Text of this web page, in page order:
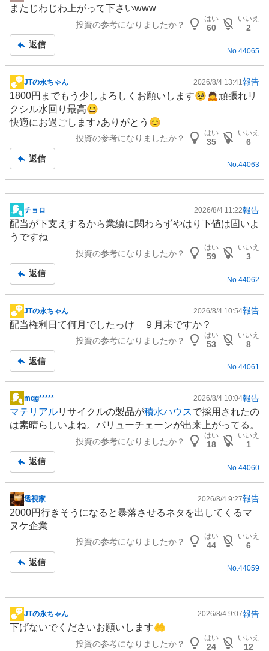
示
事
またじわじわ上がって下さいwww
投資の参考になりましたか？
はい
60
いいえ
2
返信
No.44065
掲
示
板
記
JTの永ちゃん 2026/8/4 13:41報告
1800円までもう少しよろしくお願いします🥺🙇頑張れリ
クシル水回り最高😀
快適にお過ごします♪ありがとう😊
投資の参考になりましたか？
はい
35
いいえ
6
返信
No.44063
掲
示
板
チョロ 2026/8/4 11:22報告
配当が下支えするから業績に関わらずやはり下値は固いよ
うですね
投資の参考になりましたか？
はい
59
いいえ
3
返信
No.44062
掲
示
事
JTの永ちゃん 2026/8/4 10:54報告
配当権利日て何月でしたっけ ９月末ですか？
投資の参考になりましたか？
はい
53
いいえ
8
返信
No.44061
掲
示
板
mqg***** 2026/8/4 10:04報告
マテリアルリサイクルの製品が積水ハウスで採用されたの
は素晴らしいよね。バリューチェーンが出来上がってる。
投資の参考になりましたか？
はい
18
いいえ
1
返信
No.44060
掲
示
板
透視家 2026/8/4 9:27報告
2000円行きそうになると暴落させるネタを出してくるマ
ヌケ企業
投資の参考になりましたか？
はい
44
いいえ
6
返信
No.44059
掲
示
JTの永ちゃん 2026/8/4 9:07報告
下げないでくださいお願いします🤲
投資の参考になりましたか？
はい
24
いいえ
12